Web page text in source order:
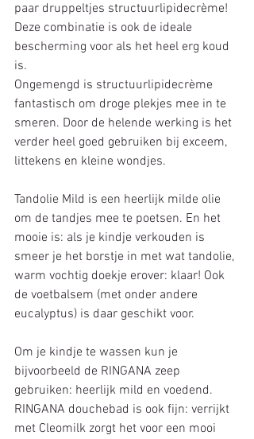
paar druppeltjes structuurlipidecrème!
Deze combinatie is ook de ideale
bescherming voor als het heel erg koud
is.
Ongemengd is structuurlipidecrème
fantastisch om droge plekjes mee in te
smeren. Door de helende werking is het
verder heel goed gebruiken bij exceem,
littekens en kleine wondjes.
Tandolie Mild is een heerlijk milde olie
om de tandjes mee te poetsen. En het
mooie is: als je kindje verkouden is
smeer je het borstje in met wat tandolie,
warm vochtig doekje erover: klaar! Ook
de voetbalsem (met onder andere
eucalyptus) is daar geschikt voor.
Om je kindje te wassen kun je
bijvoorbeeld de RINGANA zeep
gebruiken: heerlijk mild en voedend.
RINGANA douchebad is ook fijn: verrijkt
met Cleomilk zorgt het voor een mooi